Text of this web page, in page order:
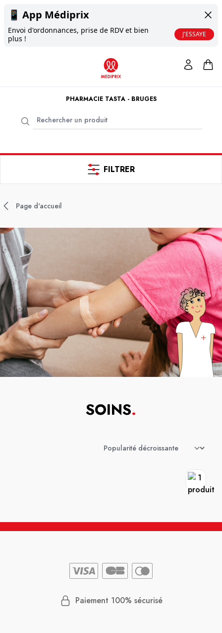
📱 App Médiprix
Envoi d'ordonnances, prise de RDV et bien
plus !
J'ESSAYE
PHARMACIE TASTA - BRUGES
FILTRER
Page d'accueil
SOINS.
Paiement 100% sécurisé